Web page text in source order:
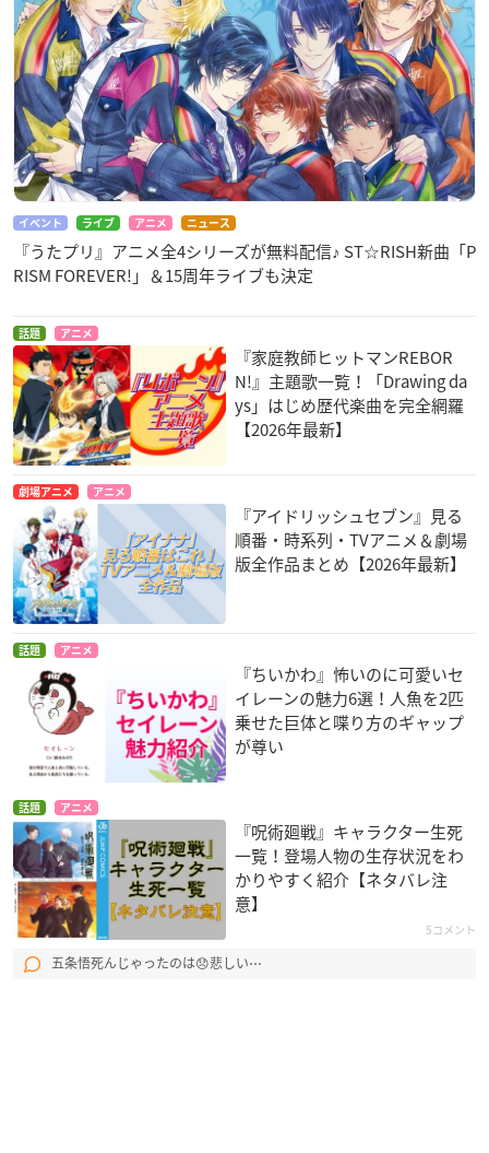
イベント ライブ アニメ ニュース
『うたプリ』アニメ全4シリーズが無料配信♪ ST☆RISH新曲「P
RISM FOREVER!」＆15周年ライブも決定
話題 アニメ
『家庭教師ヒットマンREBOR
N!』主題歌一覧！「Drawing da
ys」はじめ歴代楽曲を完全網羅
【2026年最新】
劇場アニメ アニメ
『アイドリッシュセブン』見る
順番・時系列・TVアニメ＆劇場
版全作品まとめ【2026年最新】
話題 アニメ
『ちいかわ』怖いのに可愛いセ
イレーンの魅力6選！人魚を2匹
乗せた巨体と喋り方のギャップ
が尊い
話題 アニメ
『呪術廻戦』キャラクター生死
一覧！登場人物の生存状況をわ
かりやすく紹介【ネタバレ注
意】
5コメント
五条悟死んじゃったのは😞悲しい⋯